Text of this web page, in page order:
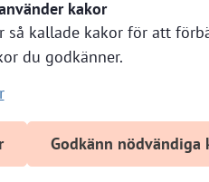
kakor
så kallade kakor för att
du godkänner.
Godkänn nödvändiga